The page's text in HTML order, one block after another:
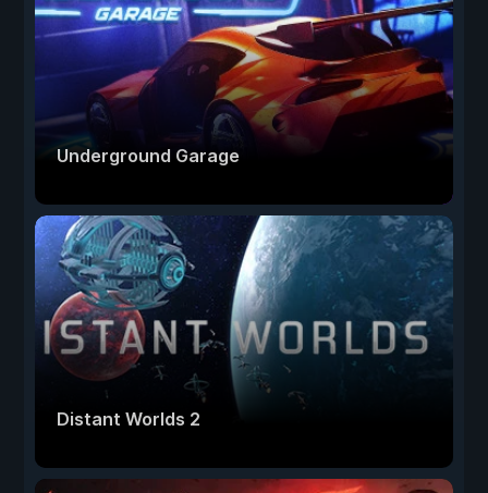
Underground Garage
Distant Worlds 2